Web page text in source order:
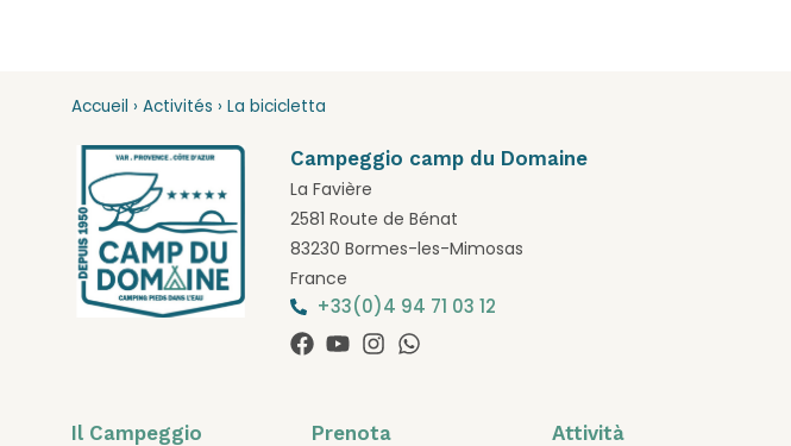
Accueil › Activités › La bicicletta
Campeggio camp du Domaine
La Favière
2581 Route de Bénat
83230 Bormes-les-Mimosas
France
+33(0)4 94 71 03 12
Il Campeggio Prenota Attività